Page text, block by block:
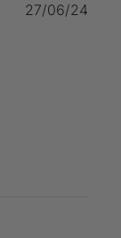
27/06/24